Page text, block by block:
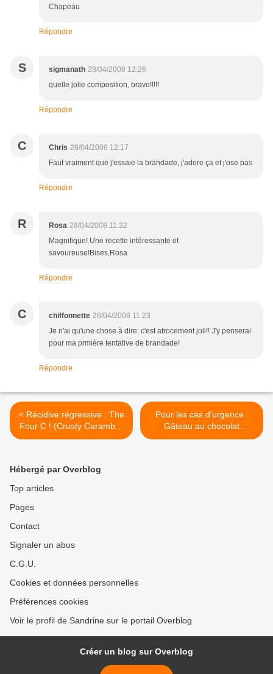
Chapeau
Répondre
S sigmanath 28/04/2008 12:26
quelle jolie composition, bravo!!!!!
Répondre
C Chris 28/04/2008 12:17
Faut vraiment que j'essaie la brandade, j'adore ça et j'ose pas
Répondre
R Rosa 28/04/2008 11:32
Magnifique! Une recette intéressante et
savoureuse!Bises,Rosa
Répondre
C chiffonnette 28/04/2008 11:23
Je n'ai qu'une chose à dire: c'est atrocement joli!! J'y penserai
pour ma prmière tentative de brandade!
Répondre
< Récidive régressive : The
Four C ! (Crusty Carambar
& Chamallow Cake)
Pour les cas d'urgence :
Gâteau au chocolat
croustillant... cuisson
Hébergé par Overblog
Top articles
Pages
Contact
Signaler un abus
C.G.U.
Cookies et données personnelles
Préférences cookies
Voir le profil de Sandrine sur le portail Overblog
Créer un blog sur Overblog